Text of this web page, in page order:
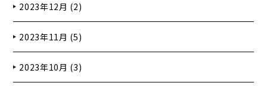
2023年12月 (2)
2023年11月 (5)
2023年10月 (3)